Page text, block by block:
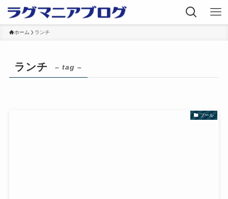
ホーム ランチ
ランチ – tag –
プール